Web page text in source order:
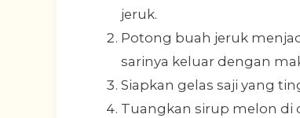
jeruk.
Potong buah jeruk
sarinya keluar dengan
Siapkan gelas saji yang
Tuangkan sirup melon di